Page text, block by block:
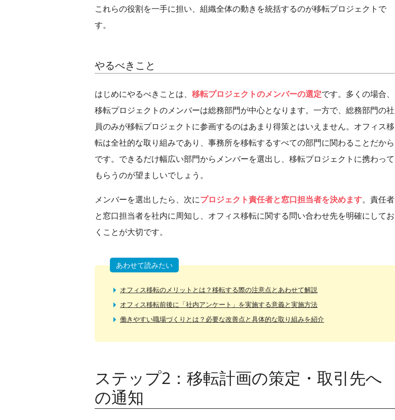
これらの役割を一手に担い、組織全体の動きを統括するのが移転プロジェクトで
す。
やるべきこと
はじめにやるべきことは、 移転プロジェクトのメンバーの選定です。多くの場合、
移転プロジェクトのメンバーは総務部門が中心となります。一方で、総務部門の社
員のみが移転プロジェクトに参画するのはあまり得策とはいえません。オフィス移
転は全社的な取り組みであり、事務所を移転するすべての部門に関わることだから
です。できるだけ幅広い部門からメンバーを選出し、移転プロジェクトに携わって
もらうのが望ましいでしょう。
メンバーを選出したら、次にプロジェクト責任者と窓口担当者を決めます。責任者
と窓口担当者を社内に周知し、オフィス移転に関する問い合わせ先を明確にしてお
くことが大切です。
あわせて読みたい
オフィス移転のメリットとは？移転する際の注意点とあわせて解説
オフィス移転前後に「社内アンケート」を実施する意義と実施方法
働きやすい職場づくりとは？必要な改善点と具体的な取り組みを紹介
ステップ2：移転計画の策定・取引先へ
の通知